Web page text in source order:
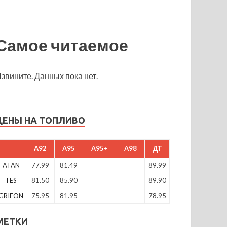
читаемое
Данных пока нет.
НА ТОПЛИВО
A92 A95 A95+ A98 ДТ
ATAN 77.99 81.49
89.99
TES
81.50 85.90
89.90
75.95 81.95 78.95